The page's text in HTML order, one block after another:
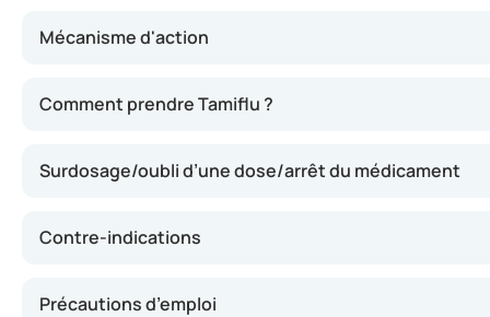
Mécanisme d'action
Comment prendre Tamiflu ?
Surdosage/oubli d’une dose/arrêt du médicament
Contre-indications
Précautions d’emploi